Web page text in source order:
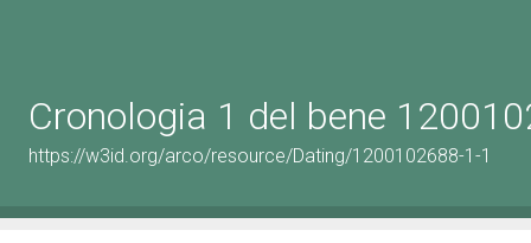
Cronologia 1 del bene
https://w3id.org/arco/resource/Dating/1200102688-1-1